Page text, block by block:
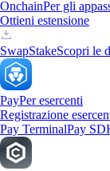
OnchainPer gli
Ottieni estensione
SwapStakeScopri le
PayPer esercenti
Registrazione
Pay TerminalPay